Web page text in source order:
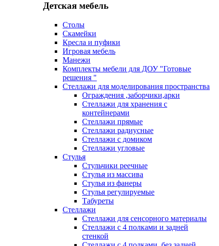
Детская мебель
Столы
Скамейки
Кресла и пуфики
Игровая мебель
Манежи
Комплекты мебели для ДОУ "Готовые
решения "
Стеллажи для моделирования пространства
Ограждения ,заборчики,арки
Стеллажи для хранения с
контейнерами
Стеллажи прямые
Стеллажи радиусные
Стеллажи с домиком
Стеллажи угловые
Стулья
Стульчики реечные
Стулья из массива
Стулья из фанеры
Стулья регулируемые
Табуреты
Стеллажи
Стеллажи для сенсорного материалы
Стеллажи с 4 полками и задней
стенкой